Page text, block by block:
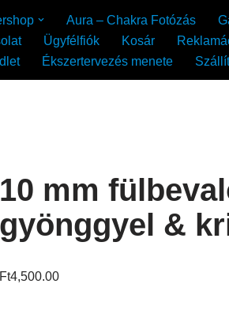
Aura – Chakra Fotózás
Ügyfélfiók Kosár
Ékszertervezés menete
10 mm
gyönggyel &
Ft4,500.00